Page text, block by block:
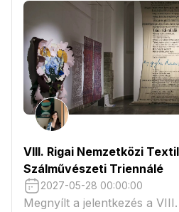
VIII. Rigai Nemzetközi
Szálművészeti Triennálé
2027-05-28 00:00:00
Megnyílt a jelentkezés a